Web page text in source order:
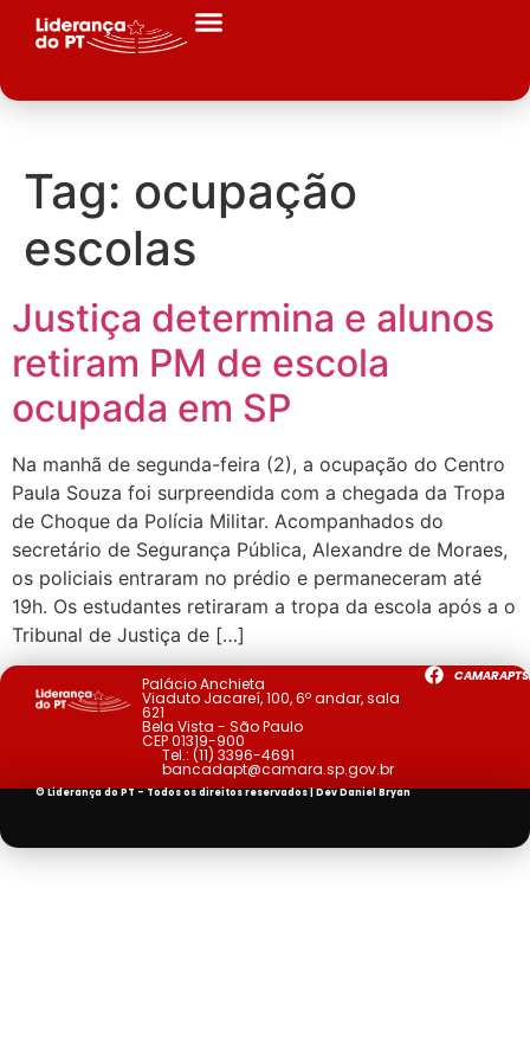
Tag: ocupação
escolas
Justiça determina e alunos
retiram PM de escola
ocupada em SP
Na manhã de segunda-feira (2), a ocupação do Centro
Paula Souza foi surpreendida com a chegada da Tropa
de Choque da Polícia Militar. Acompanhados do
secretário de Segurança Pública, Alexandre de Moraes,
os policiais entraram no prédio e permaneceram até
19h. Os estudantes retiraram a tropa da escola após a o
Tribunal de Justiça de […]
Palácio Anchieta
Viaduto Jacareí, 100, 6º andar, sala
621
Bela Vista - São Paulo
CEP 01319-900
Tel.: (11) 3396-4691
bancadapt@camara.sp.gov.br
© Liderança do PT - Todos os direitos reservados | DevDaniel Bryan